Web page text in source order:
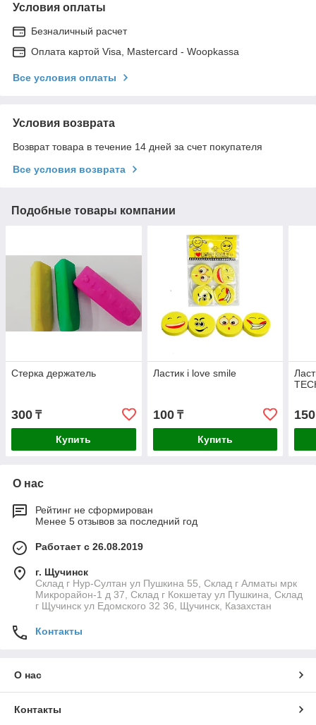
Условия оплаты
Безналичный расчет
Оплата картой Visa, Mastercard - Woopkassa
Все условия оплаты
Условия возврата
Возврат товара в течение 14 дней за счет покупателя
Все условия возврата
Подобные товары компании
Стерка держатель
300 ₸
Купить
Ластик i love smile
100₸
Купить
150
О нас
Рейтинг не сформирован
Менее 5 отзывов за последний год
Работает с 26.08.2019
г. Щучинск
Склад г Нур-Султан ул Пушкина 55, Склад г Алматы мрк
Микрорайон-1 д 37, Склад г Кокшетау ул Пушкина, Склад
г Щучинск ул Едомского 32 36, Щучинск, Казахстан
Контакты
О нас
Контакты